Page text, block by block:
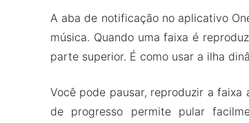
A aba de notificação no aplicativo
música. Quando uma faixa é
parte superior. É como usar a ilha
Você pode pausar, reproduzir a
de progresso permite pular